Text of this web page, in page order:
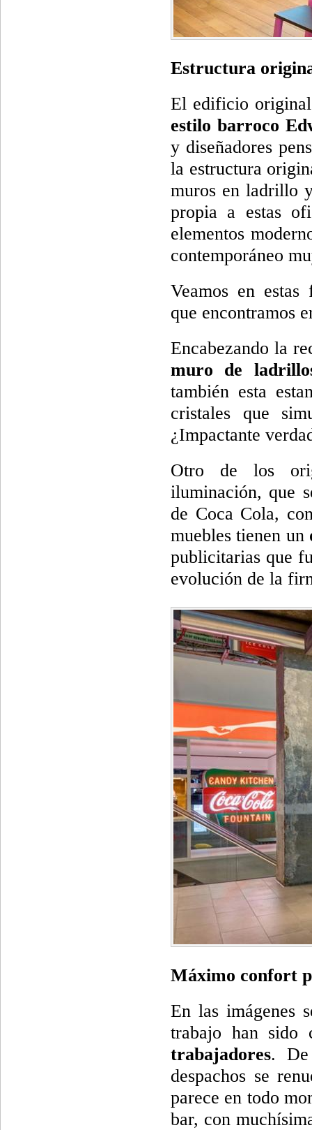
Estructura
El edificio
estilo barroco
y diseñadores
la estructura
muros en ladrillo
propia a estas
elementos
contemporáneo
Veamos en estas
que encontramos
Encabezando la
muro de
también esta
cristales que
¿Impactante
Otro de los
iluminación, que
de Coca Cola,
muebles tienen un
publicitarias que
evolución de la
Máximo confort
En las imágenes
trabajo han sido
trabajadores. De
despachos se
parece en todo
bar, con